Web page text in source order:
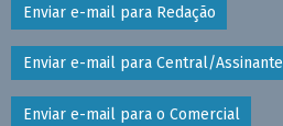
Enviar e-mail para Redação
Enviar e-mail para Central/Assinante
Enviar e-mail para o Comercial